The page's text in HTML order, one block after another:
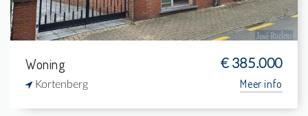
Woning € 385.000
Kortenberg Meer info